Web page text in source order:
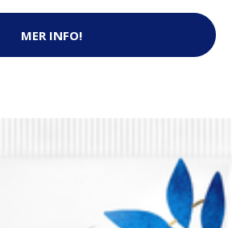
MER INFO!